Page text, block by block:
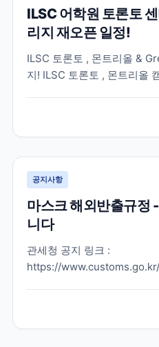
ILSC 어학원 토론토
리지 재오픈 일정!
ILSC 토론토 , 몬트리올 &
지! ILSC 토론토 , 몬트리올
대면수업을 제공할 예정입
동부...
공지사항
마스크 해외반출규정
니다
관세청 공지 링크 :
https://
60개 2~3개월 90개 3~4개
※마스크...